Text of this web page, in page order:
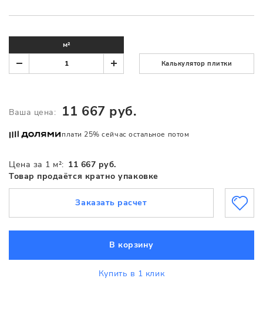
Цена за 1 м²: 11 667 руб.
Товар продаётся кратно упаковке
м²
Калькулятор плитки
Ваша цена: 11 667 руб.
плати 25% сейчас остальное потом
В корзину
Купить в 1 клик
Заказать расчет